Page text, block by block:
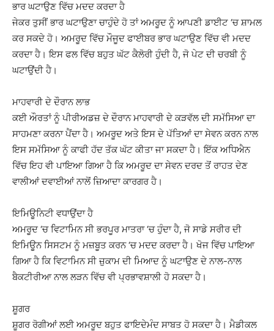
ਭਾਰ ਘਟਾਉਣ ਵਿੱਚ ਮਦਦ ਕਰਦਾ ਹੈ
ਜੇਕਰ ਤੁਸੀਂ ਭਾਰ ਘਟਾਉਣਾ ਚਾਹੁੰਦੇ ਹੋ ਤਾਂ ਅਮਰੂਦ ਨੂੰ ਆਪਣੀ ਡਾਈਟ ‘ਚ ਸ਼ਾਮਲ
ਕਰ ਸਕਦੇ ਹੋ। ਅਮਰੂਦ ਵਿੱਚ ਮੌਜੂਦ ਫਾਈਬਰ ਭਾਰ ਘਟਾਉਣ ਵਿੱਚ ਵੀ ਮਦਦ
ਕਰਦਾ ਹੈ। ਇਸ ਫਲ ਵਿੱਚ ਬਹੁਤ ਘੱਟ ਕੈਲੋਰੀ ਹੁੰਦੀ ਹੈ, ਜੋ ਪੇਟ ਦੀ ਚਰਬੀ ਨੂੰ
ਘਟਾਉਂਦੀ ਹੈ।
ਮਾਹਵਾਰੀ ਦੇ ਦੌਰਾਨ ਲਾਭ
ਕਈ ਔਰਤਾਂ ਨੂੰ ਪੀਰੀਅਡਜ਼ ਦੇ ਦੌਰਾਨ ਮਾਹਵਾਰੀ ਦੇ ਕੜਵੱਲ ਦੀ ਸਮੱਸਿਆ ਦਾ
ਸਾਹਮਣਾ ਕਰਨਾ ਪੈਂਦਾ ਹੈ। ਅਮਰੂਦ ਅਤੇ ਇਸ ਦੇ ਪੱਤਿਆਂ ਦਾ ਸੇਵਨ ਕਰਨ ਨਾਲ
ਇਸ ਸਮੱਸਿਆ ਨੂੰ ਕਾਫੀ ਹੱਦ ਤੱਕ ਘੱਟ ਕੀਤਾ ਜਾ ਸਕਦਾ ਹੈ। ਇੱਕ ਅਧਿਐਨ
ਵਿੱਚ ਇਹ ਵੀ ਪਾਇਆ ਗਿਆ ਹੈ ਕਿ ਅਮਰੂਦ ਦਾ ਸੇਵਨ ਦਰਦ ਤੋਂ ਰਾਹਤ ਦੇਣ
ਵਾਲੀਆਂ ਦਵਾਈਆਂ ਨਾਲੋਂ ਜ਼ਿਆਦਾ ਕਾਰਗਰ ਹੈ।
ਇਮਿਊਨਿਟੀ ਵਧਾਉਂਦਾ ਹੈ
ਅਮਰੂਦ ‘ਚ ਵਿਟਾਮਿਨ ਸੀ ਭਰਪੂਰ ਮਾਤਰਾ ‘ਚ ਹੁੰਦਾ ਹੈ, ਜੋ ਸਾਡੇ ਸਰੀਰ ਦੀ
ਇਮਿਊਨ ਸਿਸਟਮ ਨੂੰ ਮਜ਼ਬੂਤ ​​ਕਰਨ ‘ਚ ਮਦਦ ਕਰਦਾ ਹੈ। ਖੋਜ ਵਿੱਚ ਪਾਇਆ
ਗਿਆ ਹੈ ਕਿ ਵਿਟਾਮਿਨ ਸੀ ਜ਼ੁਕਾਮ ਦੀ ਮਿਆਦ ਨੂੰ ਘਟਾਉਣ ਦੇ ਨਾਲ-ਨਾਲ
ਬੈਕਟੀਰੀਆ ਨਾਲ ਲੜਨ ਵਿੱਚ ਵੀ ਪ੍ਰਭਾਵਸ਼ਾਲੀ ਹੋ ਸਕਦਾ ਹੈ।
ਸ਼ੂਗਰ
ਸ਼ੂਗਰ ਰੋਗੀਆਂ ਲਈ ਅਮਰੂਦ ਬਹੁਤ ਫਾਇਦੇਮੰਦ ਸਾਬਤ ਹੋ ਸਕਦਾ ਹੈ। ਮੈਡੀਕਲ